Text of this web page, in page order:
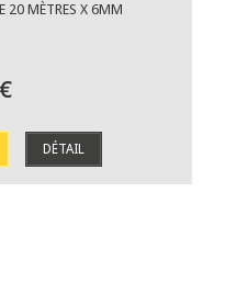
20 MÈTRES X 6MM
DÉTAIL